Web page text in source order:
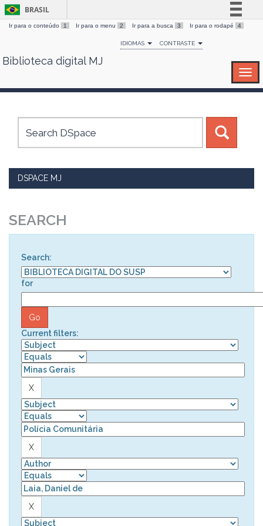
Skip
BRASIL
Simplifique!
Comunica BR
Canais
Ir para o conteúdo 1 Ir para o menu 2 Ir para a busca 3 Ir para o rodapé 4
IDIOMAS CONTRASTE
Biblioteca digital MJ
DSPACE MJ
SEARCH
Search:
for
Current filters: